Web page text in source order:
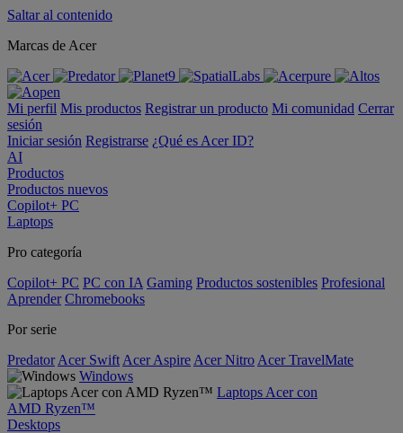
Saltar al contenido
Marcas de Acer
Mi perfil Mis productos Registrar un producto Mi comunidad Cerrar
sesión
Iniciar sesión Registrarse ¿Qué es Acer ID?
AI
Productos
Productos nuevos
Copilot+ PC
Laptops
Pro categoría
Copilot+ PC PC con IA Gaming Productos sostenibles Profesional
Aprender Chromebooks
Por serie
Predator Acer Swift Acer Aspire Acer Nitro Acer TravelMate
Windows
Laptops Acer con
AMD Ryzen™
Desktops